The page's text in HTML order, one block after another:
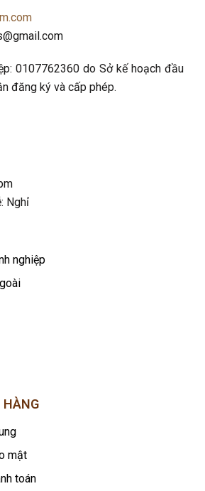
0107762360 do Sở kế hoạch đầu
đăng ký và cấp phép.
Nghỉ
nghiệp
HÀNG
mật
toán